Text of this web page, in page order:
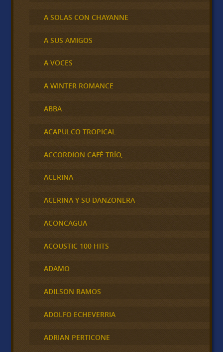
A SOLAS CON CHAYANNE
A SUS AMIGOS
A VOCES
A WINTER ROMANCE
ABBA
ACAPULCO TROPICAL
ACCORDION CAFÉ TRÍO,
ACERINA
ACERINA Y SU DANZONERA
ACONCAGUA
ACOUSTIC 100 HITS
ADAMO
ADILSON RAMOS
ADOLFO ECHEVERRIA
ADRIAN PERTICONE